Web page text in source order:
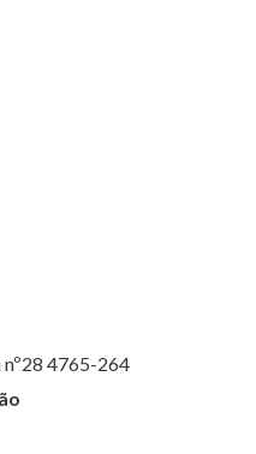
nº28 4765-264